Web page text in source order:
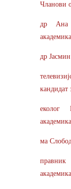
Чланови
др Ана
академика
др
кандидат
еколог
академика
ма
академика